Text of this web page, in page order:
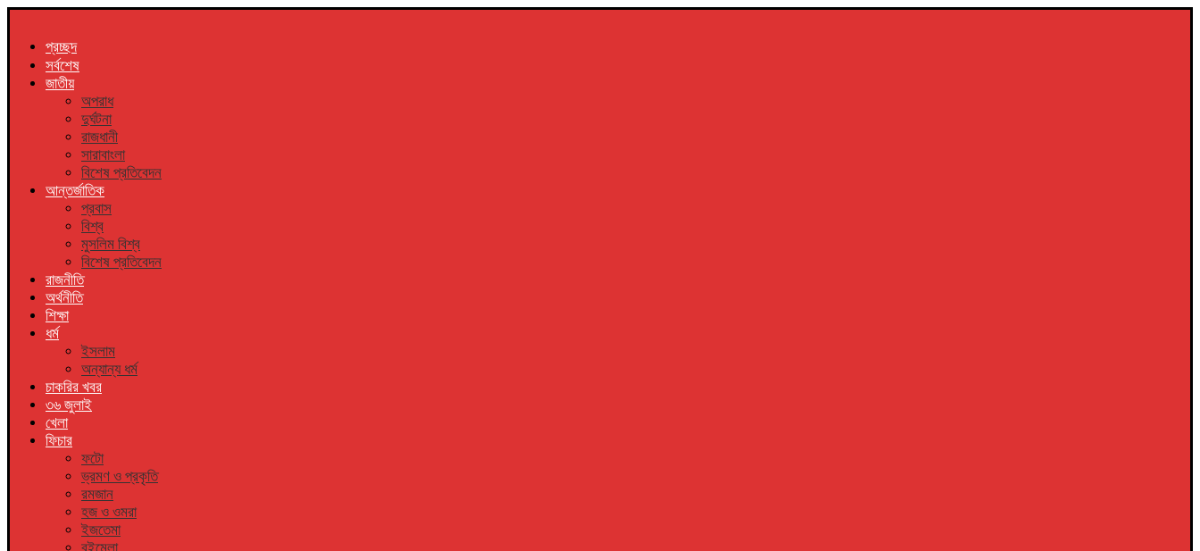
প্রচ্ছদ
সর্বশেষ
জাতীয়
অপরাধ
দুর্ঘটনা
রাজধানী
সারাবাংলা
বিশেষ প্রতিবেদন
আন্তর্জাতিক
প্রবাস
বিশ্ব
মুসলিম বিশ্ব
বিশেষ প্রতিবেদন
রাজনীতি
অর্থনীতি
শিক্ষা
ধর্ম
ইসলাম
অন্যান্য ধর্ম
চাকরির খবর
৩৬ জুলাই
খেলা
ফিচার
ফটো
ভ্রমণ ও প্রকৃতি
রমজান
হজ ও ওমরা
ইজতেমা